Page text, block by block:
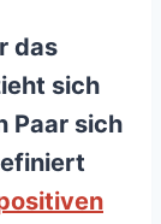
das
sich
Paar sich